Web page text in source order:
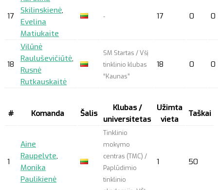
17
Skilinskienė,
Evelina
Matiukaite
- 17 0 0
18
Vilūnė
Rauluševičiūtė,
Rusnė
Rutkauskaitė
SM Startas / Všį
tinklinio klubas
“Kaunas”
18 0 0
# Komanda Šalis
Klubas /
universitetas
Užimta
vieta
Taškai
1
Aine
Raupelyte,
Monika
Paulikienė
Tinklinio
mokymo
centras (TMC) /
Paplūdimio
tinklinio
1 50